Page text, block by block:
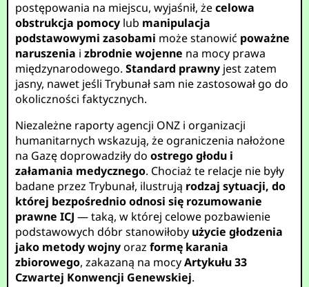
postępowania na miejscu, wyjaśnił, żecelowa
obstrukcja pomocy lub manipulacja
podstawowymi zasobami może stanowić poważne
naruszenia izbrodnie wojenne na mocy prawa
międzynarodowego.Standard prawny jest zatem
jasny, nawet jeśli Trybunał sam nie zastosował go do
okoliczności faktycznych.
Niezależne raporty agencji ONZ i organizacji
humanitarnych wskazują, że ograniczenia nałożone
na Gazę doprowadziły doostrego głodu i
załamania medycznego. Chociaż te relacje nie były
badane przez Trybunał, ilustrują rodzaj sytuacji, do
której bezpośrednio odnosi się rozumowanie
prawne ICJ — taką, w której celowe pozbawienie
podstawowych dóbr stanowiłoby użycie głodzenia
jako metody wojnyorazformę karania
zbiorowego, zakazaną na mocyArtykułu 33
Czwartej Konwencji Genewskiej.